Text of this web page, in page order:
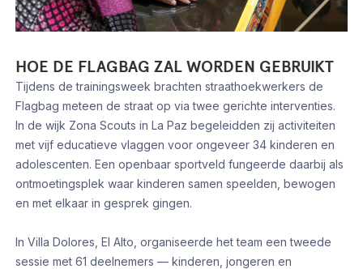
HOE DE FLAGBAG ZAL WORDEN GEBRUIKT
Tijdens de trainingsweek brachten straathoekwerkers de
Flagbag meteen de straat op via twee gerichte interventies.
In de wijk Zona Scouts in La Paz begeleidden zij activiteiten
met vijf educatieve vlaggen voor ongeveer 34 kinderen en
adolescenten. Een openbaar sportveld fungeerde daarbij als
ontmoetingsplek waar kinderen samen speelden, bewogen
en met elkaar in gesprek gingen.
In Villa Dolores, El Alto, organiseerde het team een tweede
sessie met 61 deelnemers — kinderen, jongeren en